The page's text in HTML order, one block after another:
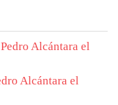
Alcántara el